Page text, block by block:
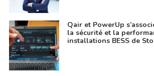
Qair et PowerUp
la sécurité et la
installations BESS de